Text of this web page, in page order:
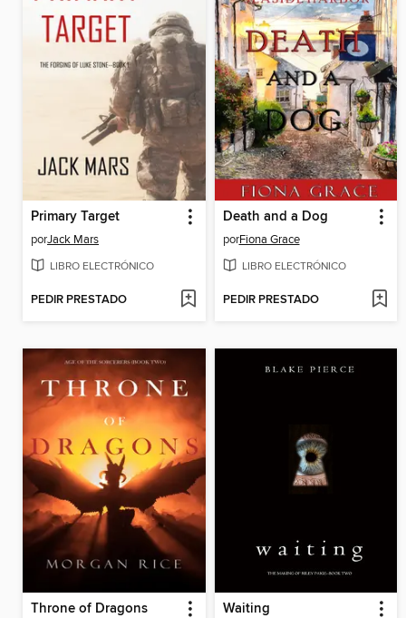
Primary Target
porJack Mars
LIBRO ELECTRÓNICO
PEDIR PRESTADO
Death and a Dog
porFiona Grace
LIBRO ELECTRÓNICO
PEDIR PRESTADO
Throne of Dragons Waiting